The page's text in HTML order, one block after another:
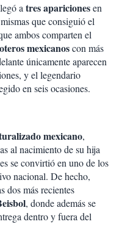
atres aparicionesen
que consiguió el
ambos comparten el
mexicanoscon más
únicamente aparecen
y el legendario
en seis ocasiones.
mexicano,
al nacimiento de su hija
se convirtió en uno de los
nacional. De hecho,
dos más recientes
, donde además se
dentro y fuera del